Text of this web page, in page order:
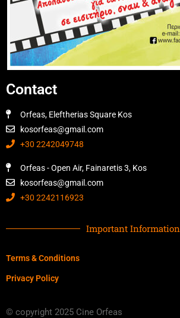
Contact
Orfeas, Eleftherias Square Kos
kosorfeas@gmail.com
+30 2242049748
Orfeas - Open Air, Fainaretis 3, Kos
kosorfeas@gmail.com
+30 2242116923
Important Information
Terms & Conditions
Privacy Policy
© copyright 2025 Cine Orfeas